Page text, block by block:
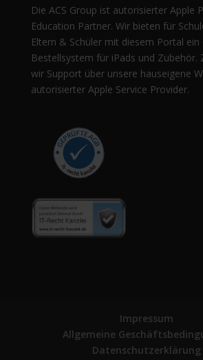
Die ACS Group ist autorisierter Apple
Education Partner. Wir bieten für
Eltern & Schüler mit diesem Portal ein
Bestellsystem für iPads und Zubehör.
wir Support über unsere hauseigene
autorisierter Apple Service Provider.
Impressum
Allgemeine
Datenschutzerklärung